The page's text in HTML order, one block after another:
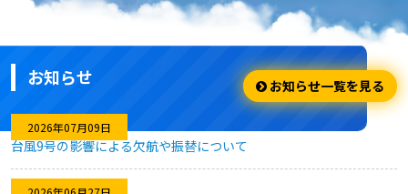
安くてお得に利用出来ました。
★★★★☆
利用のしやすさ
問題なく利用できました。
お知らせ お知らせ一覧を見る
2026年07月09日
台風9号の影響による欠航や振替について